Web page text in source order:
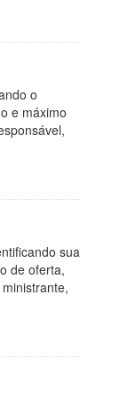
o
e máximo
sua
de oferta,